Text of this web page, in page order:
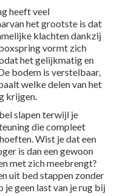
heeft veel
het grootste is dat
klachten dankzij
vormt zich
het gelijkmatig en
bodem is verstelbaar,
welke delen van het
krijgen.
slapen terwijl je
die compleet
Wist je dat een
is dan een gewoon
met zich meebrengt?
uit bed stappen zonder
je geen last van je rug bij